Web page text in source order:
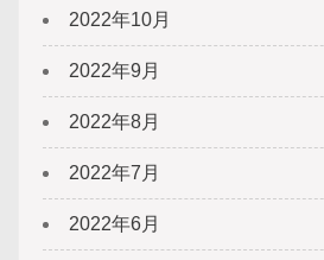
2022年10月
2022年9月
2022年8月
2022年7月
2022年6月